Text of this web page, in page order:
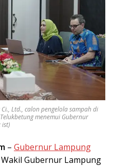
Ltd., calon pengelola sampah di
menemui Gubernur
ist)
– Gubernur Lampung
Gubernur Lampung